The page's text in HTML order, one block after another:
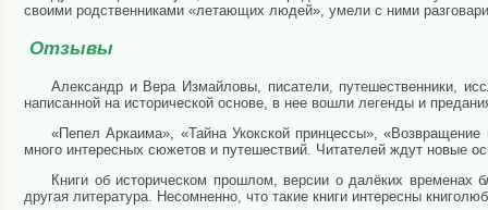
своими родственниками «летающих людей», умели с ними
Отзывы
Александр и Вера Измайловы, писатели, путешественники,
написанной на исторической основе, в нее вошли легенды и
«Пепел Аркаима», «Тайна Укокской принцессы»,
много интересных сюжетов и путешествий. Читателей ждут новые
Книги об историческом прошлом, версии о далёких
другая литература. Несомненно, что такие книги интересны